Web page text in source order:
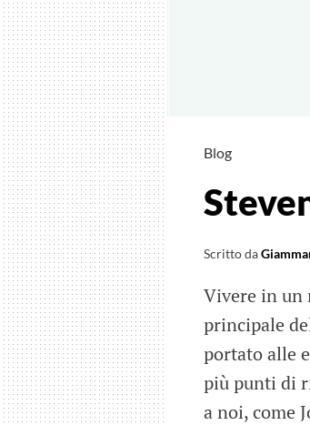
Blog
Scritto da
Vivere in un
principale
portato alle
più punti di
a noi, come